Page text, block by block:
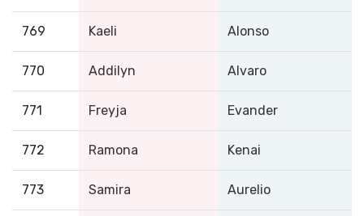
769 Kaeli Alonso
770 Addilyn Alvaro
771 Freyja Evander
772 Ramona Kenai
773 Samira Aurelio